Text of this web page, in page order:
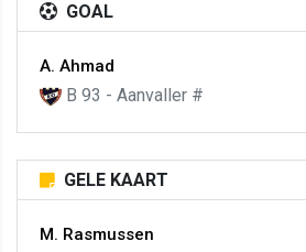
GOAL
A. Ahmad
B 93 - Aanvaller #
GELE KAART
M. Rasmussen